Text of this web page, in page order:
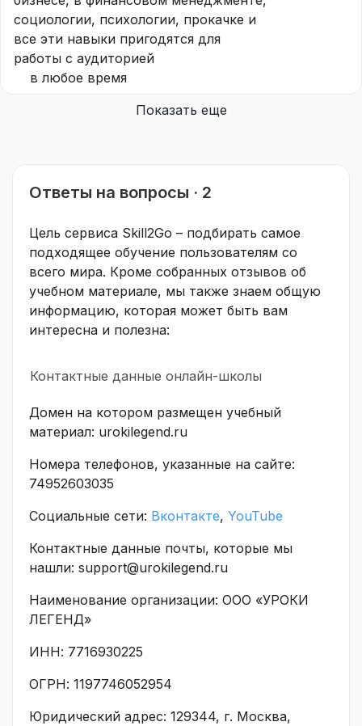
социологии, психологии, прокачке и
все эти навыки пригодятся для
работы с аудиторией
в любое время
Показать еще
Ответы на вопросы · 2
Цель сервиса Skill2Go – подбирать самое
подходящее обучение пользователям со
всего мира. Кроме собранных отзывов об
учебном материале, мы также знаем общую
информацию, которая может быть вам
интересна и полезна:
Контактные данные онлайн-школы
Домен на котором размещен учебный
материал: urokilegend.ru
Номера телефонов, указанные на сайте:
74952603035
Социальные сети: Вконтакте, YouTube
Контактные данные почты, которые мы
нашли: support@urokilegend.ru
Наименование организации: ООО «УРОКИ
ЛЕГЕНД»
ИНН: 7716930225
ОГРН: 1197746052954
Юридический адрес: 129344, г. Москва,